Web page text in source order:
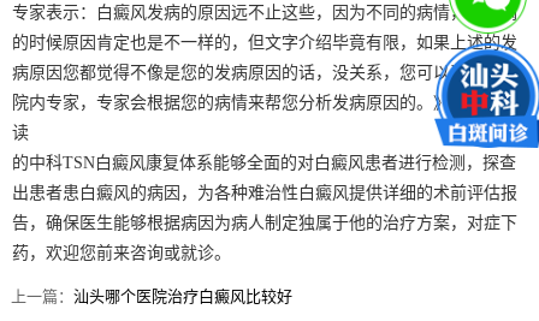
专家表示：白癜风发病的原因远不止这些，因为不同的病情，在发病
的时候原因肯定也是不一样的，但文字介绍毕竟有限，如果上述的发
病原因您都觉得不像是您的发病原因的话，没关系，您可以咨询一下
院内专家，专家会根据您的病情来帮您分析发病原因的。》》推荐阅
读
的中科TSN白癜风康复体系能够全面的对白癜风患者进行检测，探查
出患者患白癜风的病因，为各种难治性白癜风提供详细的术前评估报
告，确保医生能够根据病因为病人制定独属于他的治疗方案，对症下
药，欢迎您前来咨询或就诊。
上一篇：汕头哪个医院治疗白癜风比较好